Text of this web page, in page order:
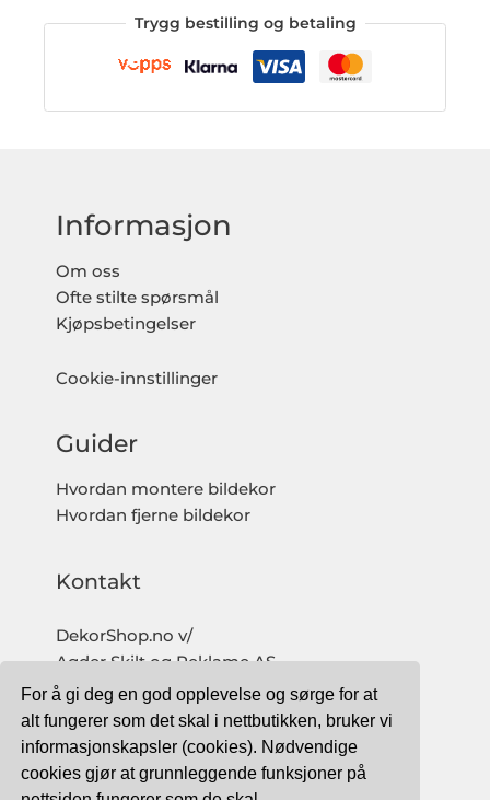
For å gi deg en god opplevelse og sørge for at
alt fungerer som det skal i nettbutikken, bruker vi
informasjonskapsler (cookies). Nødvendige
cookies gjør at grunnleggende funksjoner på
Trygg bestilling og betaling
Informasjon
Om oss
Ofte stilte spørsmål
Kjøpsbetingelser
Cookie-innstillinger
Guider
Hvordan montere bildekor
Hvordan fjerne bildekor
Kontakt
DekorShop.no v/
Agder Skilt og Reklame AS
Org. nr: 997 633 016 MVA
salg@dekorshop.no
Tlf: 959 32 123
09.00 - 16.00